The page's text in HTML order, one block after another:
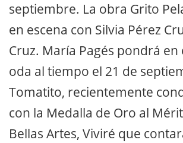
septiembre. La obra Grito
en escena con Silvia Pérez
Cruz. María Pagés pondrá en
oda al tiempo el 21 de
Tomatito, recientemente
con la Medalla de Oro al
Bellas Artes, Viviré que